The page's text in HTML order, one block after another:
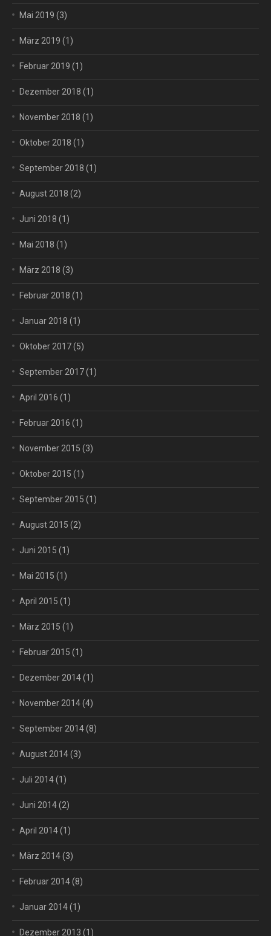
Mai 2019 (3)
März 2019 (1)
Februar 2019 (1)
Dezember 2018 (1)
November 2018 (1)
Oktober 2018 (1)
September 2018 (1)
August 2018 (2)
Juni 2018 (1)
Mai 2018 (1)
März 2018 (3)
Februar 2018 (1)
Januar 2018 (1)
Oktober 2017(5)
September 2017(1)
April 2016 (1)
Februar 2016 (1)
November 2015 (3)
Oktober 2015 (1)
September 2015 (1)
August 2015 (2)
Juni 2015 (1)
Mai 2015 (1)
April 2015 (1)
März 2015 (1)
Februar 2015 (1)
Dezember 2014(1)
November 2014(4)
September 2014(8)
August 2014(3)
Juli 2014(1)
Juni 2014(2)
April 2014(1)
März 2014(3)
Februar 2014(8)
Januar 2014(1)
Dezember 2013 (1)